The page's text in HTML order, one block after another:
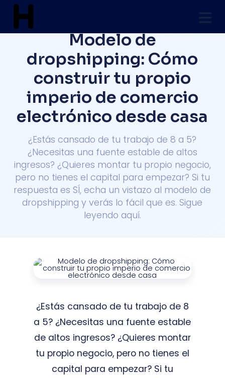
Modelo de
dropshipping: Cómo
construir tu propio
imperio de comercio
electrónico desde casa
¿Estás cansado de tu trabajo de 8 a 5?
¿Necesitas una fuente estable de altos
ingresos? ¿Quieres montar tu propio negocio,
pero no tienes el capital para empezar? Si tu
respuesta es SÍ, echa un vistazo al modelo de
dropshipping y verás lo fácil que es. Sigue
leyendo aquí.
¿Estás cansado de tu trabajo de 8
a 5? ¿Necesitas una fuente estable
de altos ingresos? ¿Quieres montar
tu propio negocio, pero no tienes el
capital para empezar? Si tu